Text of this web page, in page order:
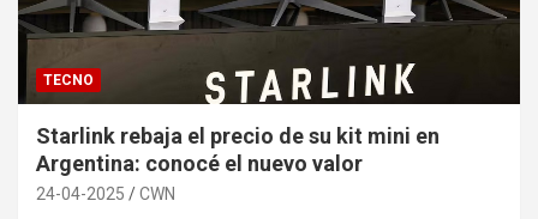
TECNO
Starlink rebaja el precio de su kit mini en
Argentina: conocé el nuevo valor
24-04-2025 CWN